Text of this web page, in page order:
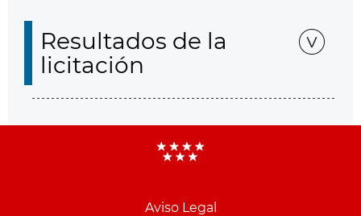
Resultados de la
licitación
Aviso Legal